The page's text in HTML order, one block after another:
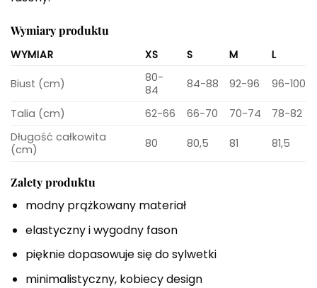
Wymiary produktu
WYMIAR XS S M L
Biust (cm)
80-
84
84-88 92-96 96-100
Talia (cm) 62-66 66-70 70-74
78-82
Długość całkowita
(cm)
80 80,5 81 81,5
Zalety produktu
modny prążkowany materiał
elastyczny i wygodny fason
pięknie dopasowuje się do sylwetki
minimalistyczny, kobiecy design